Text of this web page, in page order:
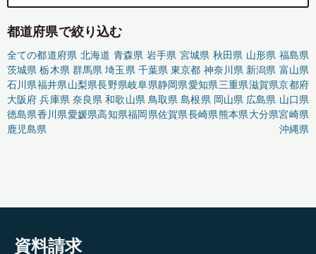
都道府県で絞り込む
全ての都道府県 北海道 青森県 岩手県 宮城県 秋田県 山形県 福島県
茨城県 栃木県 群馬県 埼玉県 千葉県 東京都 神奈川県 新潟県 富山県
石川県福井県山梨県長野県岐阜県静岡県愛知県三重県滋賀県京都府
大阪府 兵庫県 奈良県 和歌山県 鳥取県 島根県 岡山県 広島県 山口県
徳島県香川県愛媛県高知県福岡県佐賀県長崎県熊本県大分県宮崎県
鹿児島県
沖縄県
資料請求